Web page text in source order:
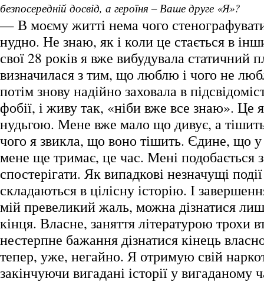
безпосередній досвід, а героїня – Ваше друге «Я»?
— В моєму житті нема чого
нудно. Не знаю, як і коли це стається в
свої 28 років я вже вибудувала статичний
визначилася з тим, що люблю і чого не
потім знову надійно заховала в
фобії, і живу так, «ніби вже все знаю». Це
нудьгою. Мене вже мало що дивує, а
чого я звикла, що воно тішить. Єдине, що
мене ще тримає, це час. Мені подобається
спостерігати. Як випадкові незначущі
складаються в цілісну історію. І
мій превеликий жаль, можна дізнатися
кінця. Власне, заняття літературою трохи
нестерпне бажання дізнатися кінець
тепер, уже, негайно. Я отримую свій
закінчуючи вигадані історії у вигаданому